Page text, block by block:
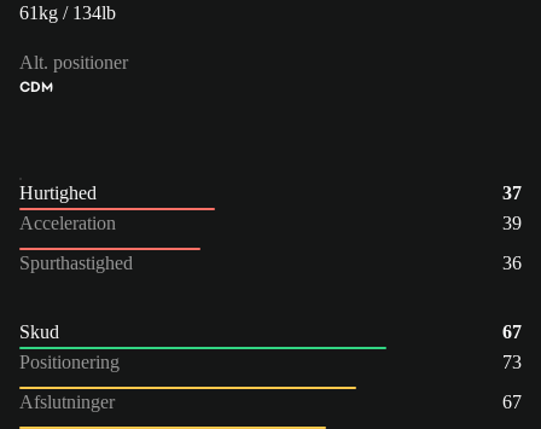
61kg / 134lb
Alt. positioner
CDM
Hurtighed
37
Acceleration
39
Spurthastighed
36
Skud
67
Positionering
73
Afslutninger
67